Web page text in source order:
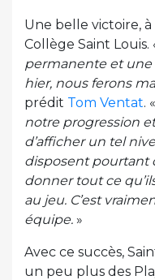
Une belle victoire,
Collège Saint Louis.
permanente et une
hier, nous ferons
prédit Tom Ventat. «
notre progression
d’afficher un tel
disposent pourtant
donner tout ce
au jeu. C’est
équipe. »
Avec ce succès,
un peu plus des